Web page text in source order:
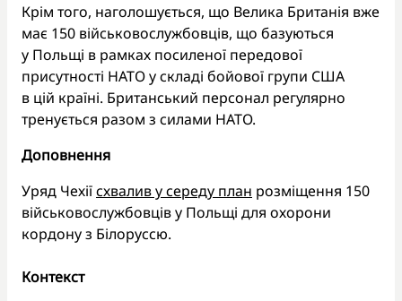
Крім того, наголошується, що Велика Британія вже
має 150 військовослужбовців, що базуються
у Польщі в рамках посиленої передової
присутності НАТО у складі бойової групи США
в цій країні. Британський персонал регулярно
тренується разом з силами НАТО.
Доповнення
Уряд Чехіїсхвалив у середу план розміщення 150
військовослужбовців у Польщі для охорони
кордону з Білоруссю.
Контекст